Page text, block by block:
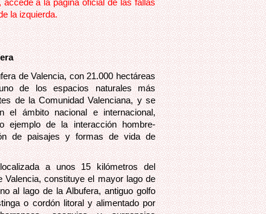
a la página oficial de las fallas
la izquierda.
de Valencia, con 21.000 hectáreas
de los espacios naturales más
de la Comunidad Valenciana, y se
el ámbito nacional e internacional,
ejemplo de la interacción hombre-
de paisajes y formas de vida de
a unos 15 kilómetros del
Valencia, constituye el mayor lago de
al lago de la Albufera, antiguo golfo
o cordón litoral y alimentado por